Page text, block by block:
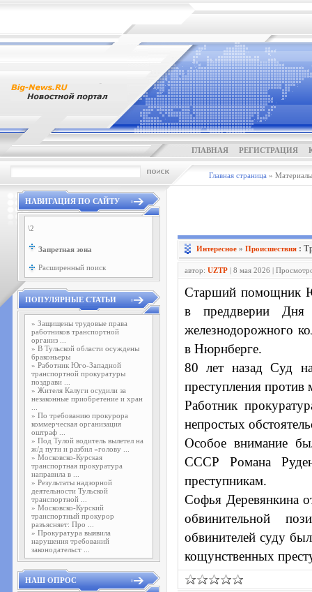
ГЛАВНАЯ РЕГИСТРАЦИЯ
Главная страница »
НАВИГАЦИЯ ПО САЙТУ
\2
Запретная зона
Расширенный поиск
ПОПУЛЯРНЫЕ СТАТЬИ
» Защищены трудовые права
работников транспортной
организ ...
» В Тульской области осуждены
браконьеры
» Работник Юго-Западной
транспортной прокуратуры
поздрави ...
» Жителя Калуги осудили за
незаконные приобретение и хран
» По требованию прокурора
коммерческая организация
оштраф ...
» Под Тулой водитель вылетел на
ж/д пути и разбил «голову ...
» Московско-Курская
транспортная прокуратура
направила в ...
» Результаты надзорной
деятельности Тульской
транспортной ...
» Московско-Курский
транспортный прокурор
разъясняет: Про ...
» Прокуратура выявила
нарушения требований
законодательст ...
НАШ ОПРОС
Интересное » Проиcшествия :
автор: UZTP | 8 мая 2026 |
Старший помощник
в преддверии Дня
железнодорожного
в Нюрнберге.
80 лет назад Суд
преступления против
Работник
непростых
Особое внимание
СССР Романа
преступникам.
Софья Деревянкина
обвинительной
обвинителей суду
кощунственных